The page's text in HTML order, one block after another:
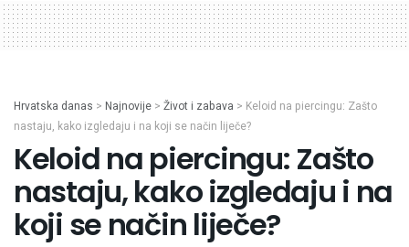
Hrvatska danas > Najnovije > Život i zabava > Keloid na piercingu: Zašto
nastaju, kako izgledaju i na koji se način liječe?
Keloid na piercingu: Zašto
nastaju, kako izgledaju i na
koji se način liječe?